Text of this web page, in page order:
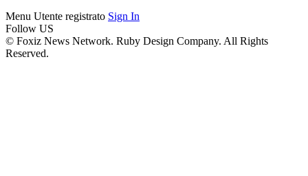
Menu Utente registrato Sign In
Follow US
© Foxiz News Network. Ruby Design Company. All Rights
Reserved.